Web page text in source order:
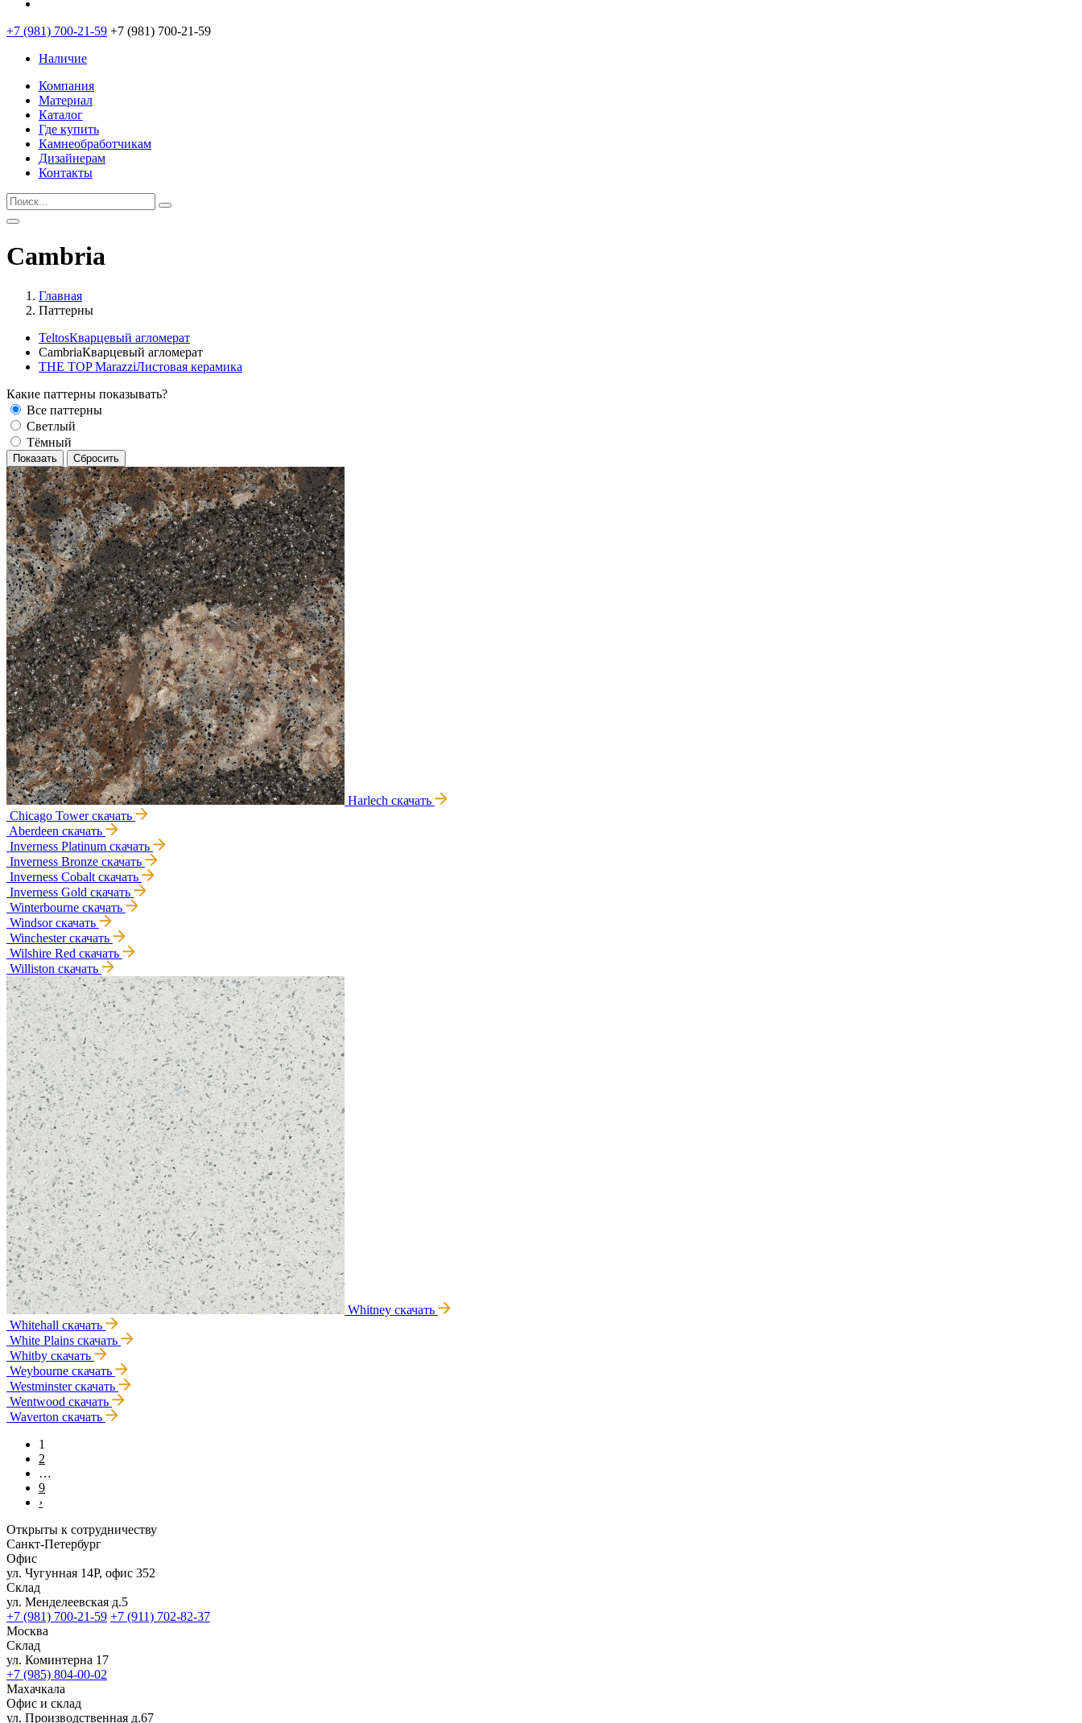
+7 (981) 700-21-59 +7 (981) 700-21-59
Наличие
Компания
Материал
Каталог
Где купить
Камнеобработчикам
Дизайнерам
Контакты
Cambria
Главная
Паттерны
TeltosКварцевый агломерат
CambriaКварцевый агломерат
THE TOP MarazziЛистовая керамика
Какие паттерны показывать?
Все паттерны
Светлый
Тёмный
Harlech скачать
Chicago Towerскачать
Aberdeen скачать
Inverness Platinum скачать
Inverness Bronze скачать
Inverness Cobalt скачать
Inverness Gold скачать
Winterbourne скачать
Windsorскачать
Winchesterскачать
Wilshire Red скачать
Williston скачать
Whitney скачать
Whitehall скачать
White Plains скачать
Whitby скачать
Weybourne скачать
Westminsterскачать
Wentwood скачать
Waverton скачать
1
2
…
9
›
Открыты к сотрудничеству
Санкт-Петербург
Офис
ул. Чугунная 14Р, офис 352
Склад
ул. Менделеевская д.5
+7 (981) 700-21-59 +7 (911) 702-82-37
Москва
Склад
ул. Коминтерна 17
+7 (985) 804-00-02
Махачкала
Офис и склад
ул. Производственная д.67